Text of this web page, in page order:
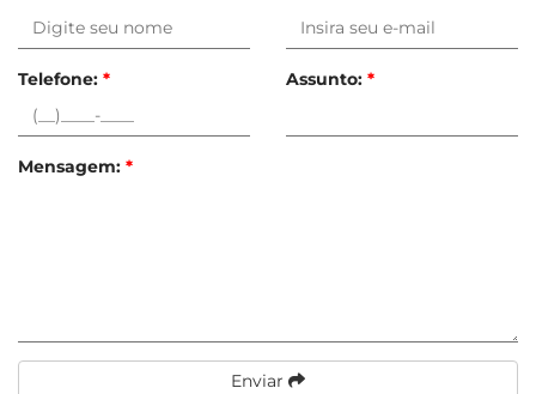
Telefone: * Assunto: *
Mensagem: *
Enviar